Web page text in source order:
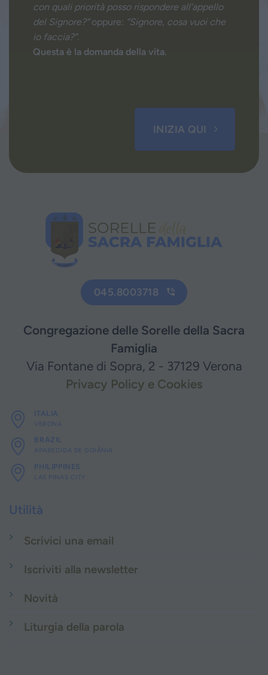
con quali priorità posso rispondere all’appello
del Signore?”oppure: “Signore, cosa vuoi che
io faccia?”.
Questa è la domanda della vita.
INIZIA QUI
045.8003718
Congregazione delle Sorelle della Sacra
Famiglia
Via Fontane di Sopra, 2 - 37129 Verona
Privacy Policy e Cookies
ITALIA
VERONA
BRAZIL
APARECIDA DE GOIÂNIA
PHILIPPINES
LAS PINAS CITY
Utilità
Scrivici una email
Iscriviti alla newsletter
Novità
Liturgia della parola